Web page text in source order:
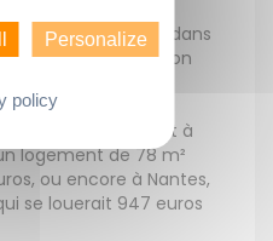
scénario se vérifie dans
: à Rennes, on
de 80,5 m² dont le
Marseille, un
le loyer s’élèverait à
logement de 78 m²
ou encore à Nantes,
se louerait 947 euros
Personalize
policy